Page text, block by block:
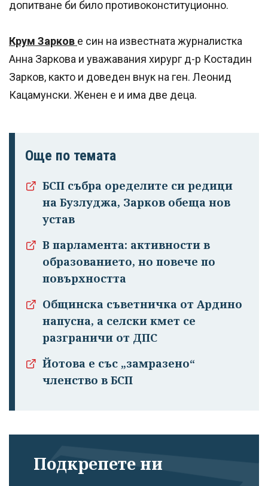
допитване би било противоконституционно.
Крум Зарков е син на известната журналистка
Анна Заркова и уважавания хирург д-р Костадин
Зарков, както и доведен внук на ген. Леонид
Кацамунски. Женен е и има две деца.
Още по темата
БСП събра оределите си редици
на Бузлуджа, Зарков обеща нов
устав
В парламента: активности в
образованието, но повече по
повърхността
Общинска съветничка от Ардино
напусна, а селски кмет се
разграничи от ДПС
Йотова е със „замразено“
членство в БСП
Подкрепете ни